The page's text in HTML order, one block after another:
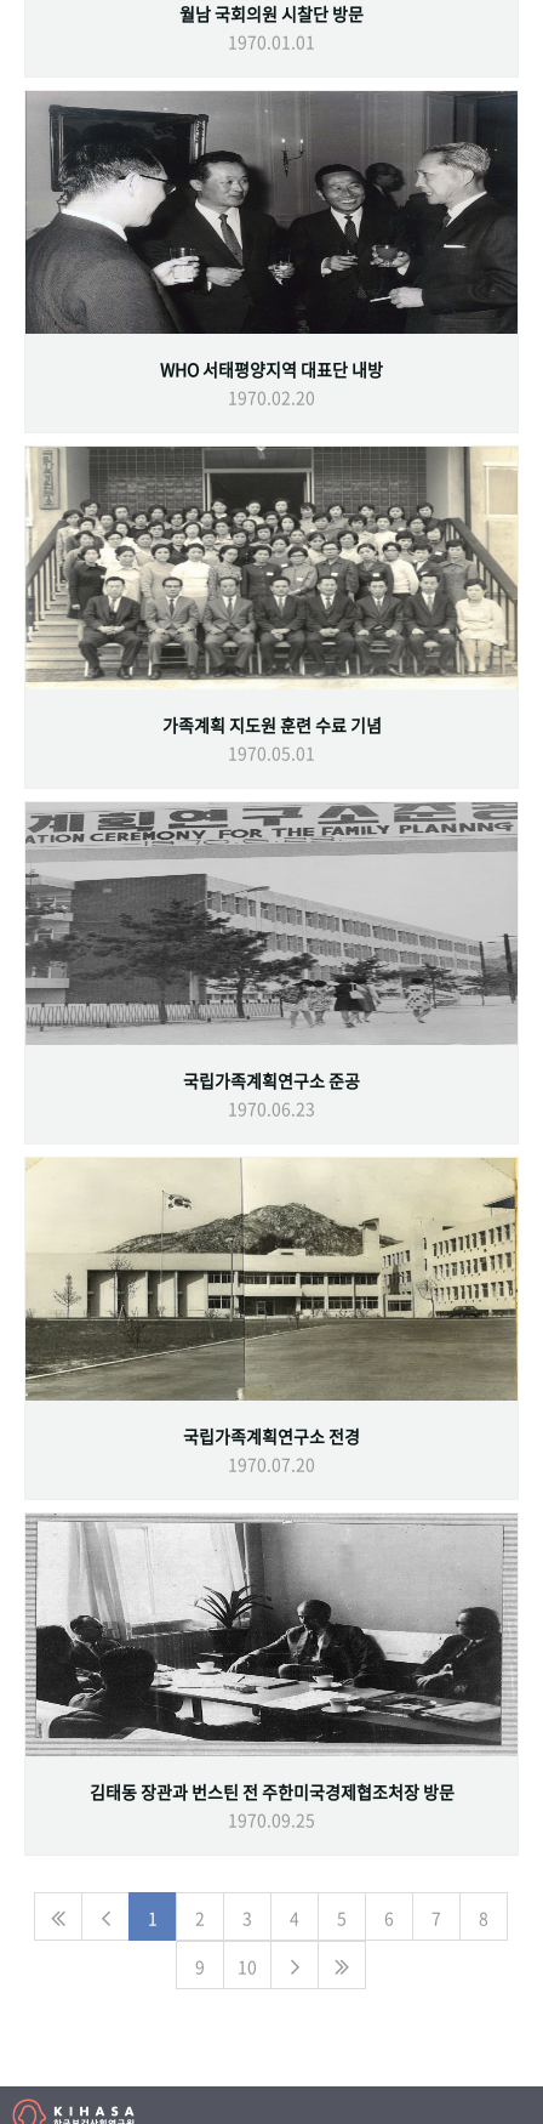
월남 국회의원 시찰단 방문
1970.01.01
WHO 서태평양지역 대표단 내방
1970.02.20
가족계획 지도원 훈련 수료 기념
1970.05.01
국립가족계획연구소 준공
1970.06.23
국립가족계획연구소 전경
1970.07.20
김태동 장관과 번스틴 전 주한미국경제협조처장 방문
1970.09.25
1 2 3 4 5 6 7
8
9
10